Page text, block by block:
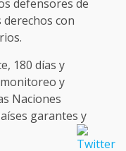
defensores de
con
180 días y
y
Naciones
garantes y